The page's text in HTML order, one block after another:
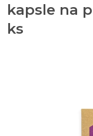
kapsle na
ks